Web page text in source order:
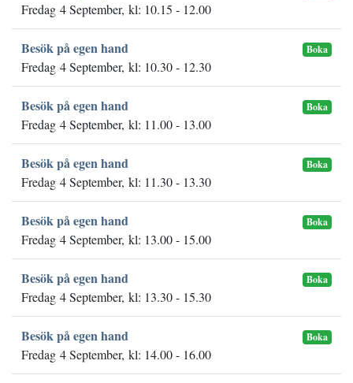
Fredag 4 September, kl: 10.15 - 12.00
Besök på egen hand Boka
Fredag 4 September, kl: 10.30 - 12.30
Besök på egen hand Boka
Fredag 4 September, kl: 11.00 - 13.00
Besök på egen hand Boka
Fredag 4 September, kl: 11.30 - 13.30
Besök på egen hand Boka
Fredag 4 September, kl: 13.00 - 15.00
Besök på egen hand Boka
Fredag 4 September, kl: 13.30 - 15.30
Besök på egen hand Boka
Fredag 4 September, kl: 14.00 - 16.00